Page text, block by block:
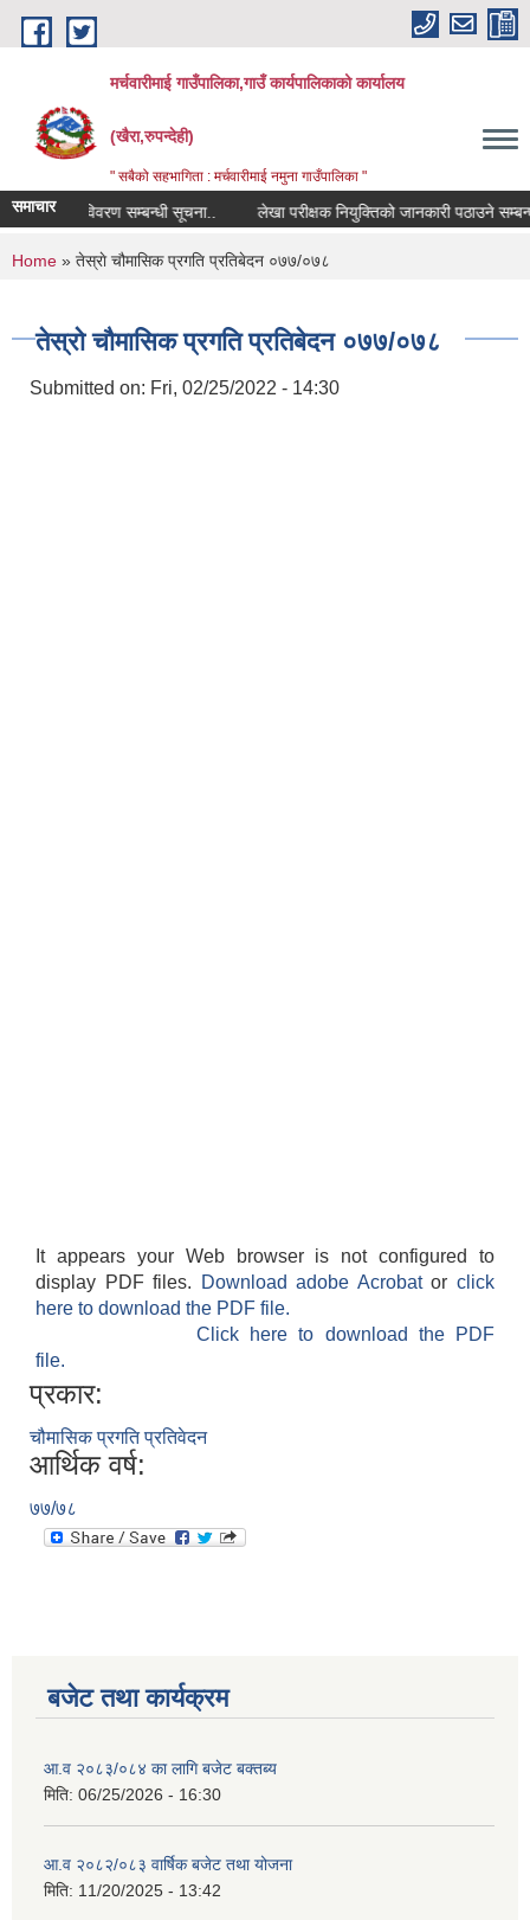
Skip to main content
मर्चवारीमाई गाउँपालिका,गाउँ कार्यपालिकाको कार्यालय
(खैरा,रुपन्देही)
" सबैको सहभागिता : मर्चवारीमाई नमुना गाउँपालिका "
समाचार
कोपोमिस विवरण सम्बन्धी सूचना.. लेखा परीक्षक नियुक्तिको जानकारी पठाउने सम्बन्धी
You are here
Home » तेस्राे चौमासिक प्रगति प्रतिबेदन ०७७/०७८
तेस्राे चौमासिक प्रगति प्रतिबेदन ०७७/०७८
Submitted on: Fri, 02/25/2022 - 14:30
It appears your Web browser is not configured to
display PDF files.
Download adobe Acrobatorclick
here to download the PDF file.
Click here to download the PDF
file.
प्रकार:
चौमासिक प्रगति प्रतिवेदन
आर्थिक वर्ष:
७७/७८
बजेट तथा कार्यक्रम
आ.व २०८३/०८४ का लागि बजेट बक्तब्य
मिति: 06/25/2026 - 16:30
आ.व २०८२/०८३ वार्षिक बजेट तथा योजना
मिति: 11/20/2025 - 13:42